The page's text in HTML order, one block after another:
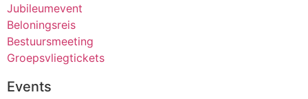
Jubileumevent
Beloningsreis
Bestuursmeeting
Groepsvliegtickets
Events